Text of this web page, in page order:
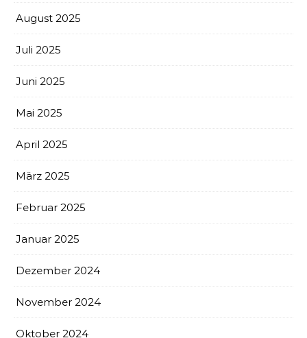
August 2025
Juli 2025
Juni 2025
Mai 2025
April 2025
März 2025
Februar 2025
Januar 2025
Dezember 2024
November 2024
Oktober 2024